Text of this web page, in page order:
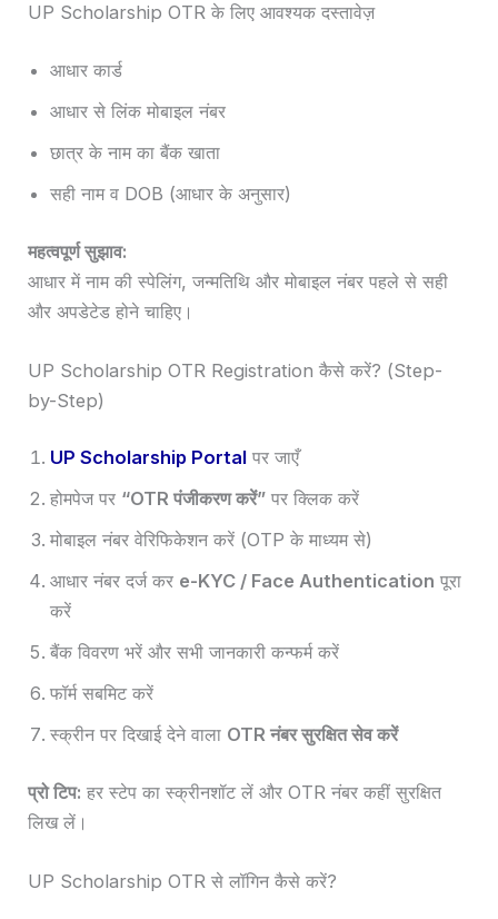
UP Scholarship OTR के लिए आवश्यक दस्तावेज़
आधार कार्ड
आधार से लिंक मोबाइल नंबर
छात्र के नाम का बैंक खाता
सही नाम व DOB (आधार के अनुसार)
महत्वपूर्ण सुझाव:
आधार में नाम की स्पेलिंग, जन्मतिथि और मोबाइल नंबर पहले से सही
और अपडेटेड होने चाहिए।
UP Scholarship OTR Registration कैसे करें? (Step-
by-Step)
UP Scholarship Portal पर जाएँ
होमपेज पर “OTR पंजीकरण करें” पर क्लिक करें
मोबाइल नंबर वेरिफिकेशन करें (OTP के माध्यम से)
आधार नंबर दर्ज कर e-KYC / Face Authentication पूरा
करें
बैंक विवरण भरें और सभी जानकारी कन्फर्म करें
फॉर्म सबमिट करें
स्क्रीन पर दिखाई देने वाला OTR नंबर सुरक्षित सेव करें
प्रो टिप: हर स्टेप का स्क्रीनशॉट लें और OTR नंबर कहीं सुरक्षित
लिख लें।
UP Scholarship OTR से लॉगिन कैसे करें?